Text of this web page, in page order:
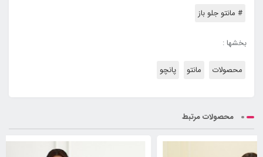
# مانتو جلو باز
بخشها :
محصولات مانتو پانچو
محصولات مرتبط